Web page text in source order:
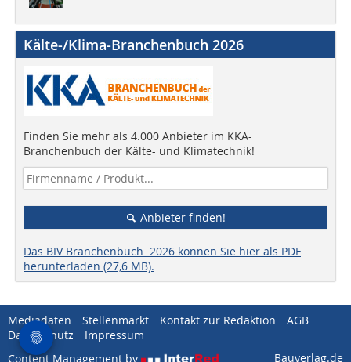
Kälte-/Klima-Branchenbuch 2026
Finden Sie mehr als 4.000 Anbieter im KKA-
Branchenbuch der Kälte- und Klimatechnik!
Anbieter finden!
Das BIV Branchenbuch 2026 können Sie hier als PDF
herunterladen (27,6 MB).
Mediadaten Stellenmarkt Kontakt zur Redaktion
AGB
Datenschutz
Impressum
Content Management by
Bauverlag.de